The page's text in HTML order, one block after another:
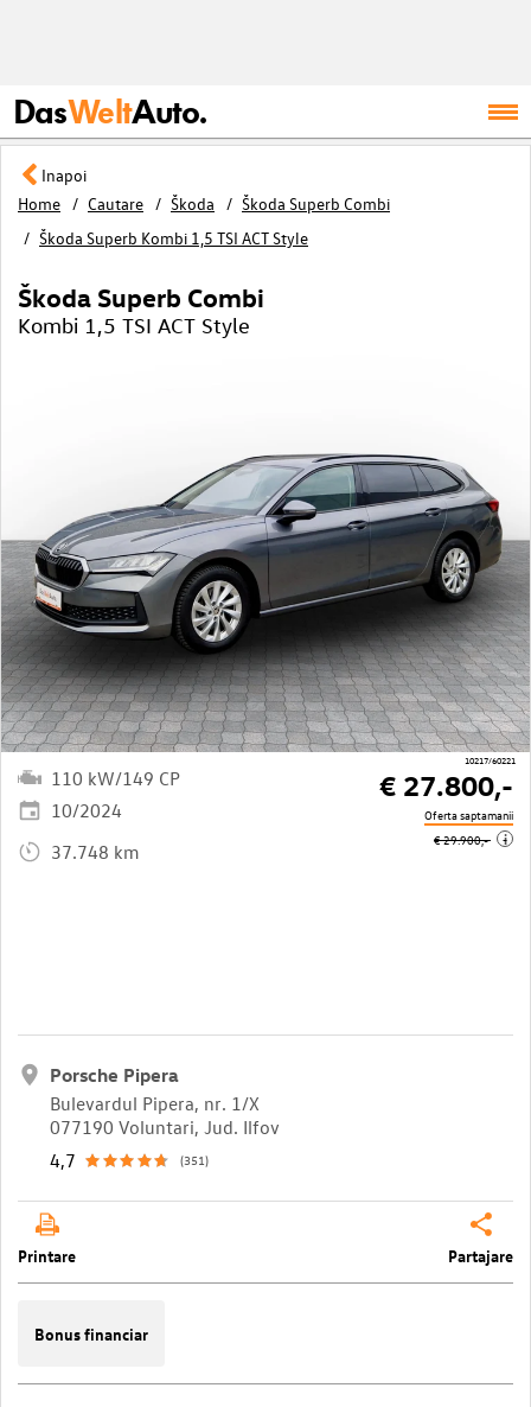
DasWeltAuto.
Inapoi
Home
Cautare Škoda
Škoda Superb Combi
Škoda Superb Kombi 1,5 TSI ACT Style
10217/60221
Škoda Superb Combi
Kombi 1,5 TSI ACT Style
110 kW/149 CP
10/2024
37.748 km
€ 27.800,-
Oferta saptamanii
€ 29.900,-
i
Porsche Pipera
Bulevardul Pipera, nr. 1/X
077190 Voluntari, Jud. Ilfov
4,7
(351)
Printare Partajare
Bonus financiar